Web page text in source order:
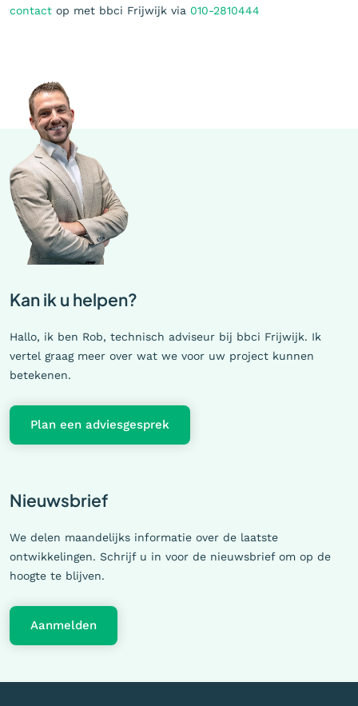
contact op met bbci Frijwijk via 010-2810444
Kan ik u helpen?
Hallo, ik ben Rob, technisch adviseur bij bbci Frijwijk. Ik
vertel graag meer over wat we voor uw project kunnen
betekenen.
Plan een adviesgesprek
Nieuwsbrief
We delen maandelijks informatie over de laatste
ontwikkelingen. Schrijf u in voor de nieuwsbrief om op de
hoogte te blijven.
Aanmelden